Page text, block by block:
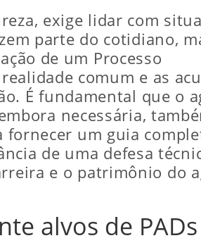
exige lidar com
parte do cotidiano,
de um Processo
comum e as
É fundamental que o
necessária,
um guia
de uma defesa
e o patrimônio do
alvos de PADs